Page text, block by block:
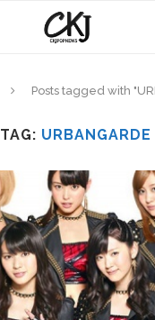
Posts tagged with
TAG: URBANGARDE